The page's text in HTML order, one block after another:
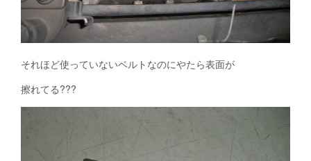
それほど使っていないベルトなのにやたら表面が
擦れてる???